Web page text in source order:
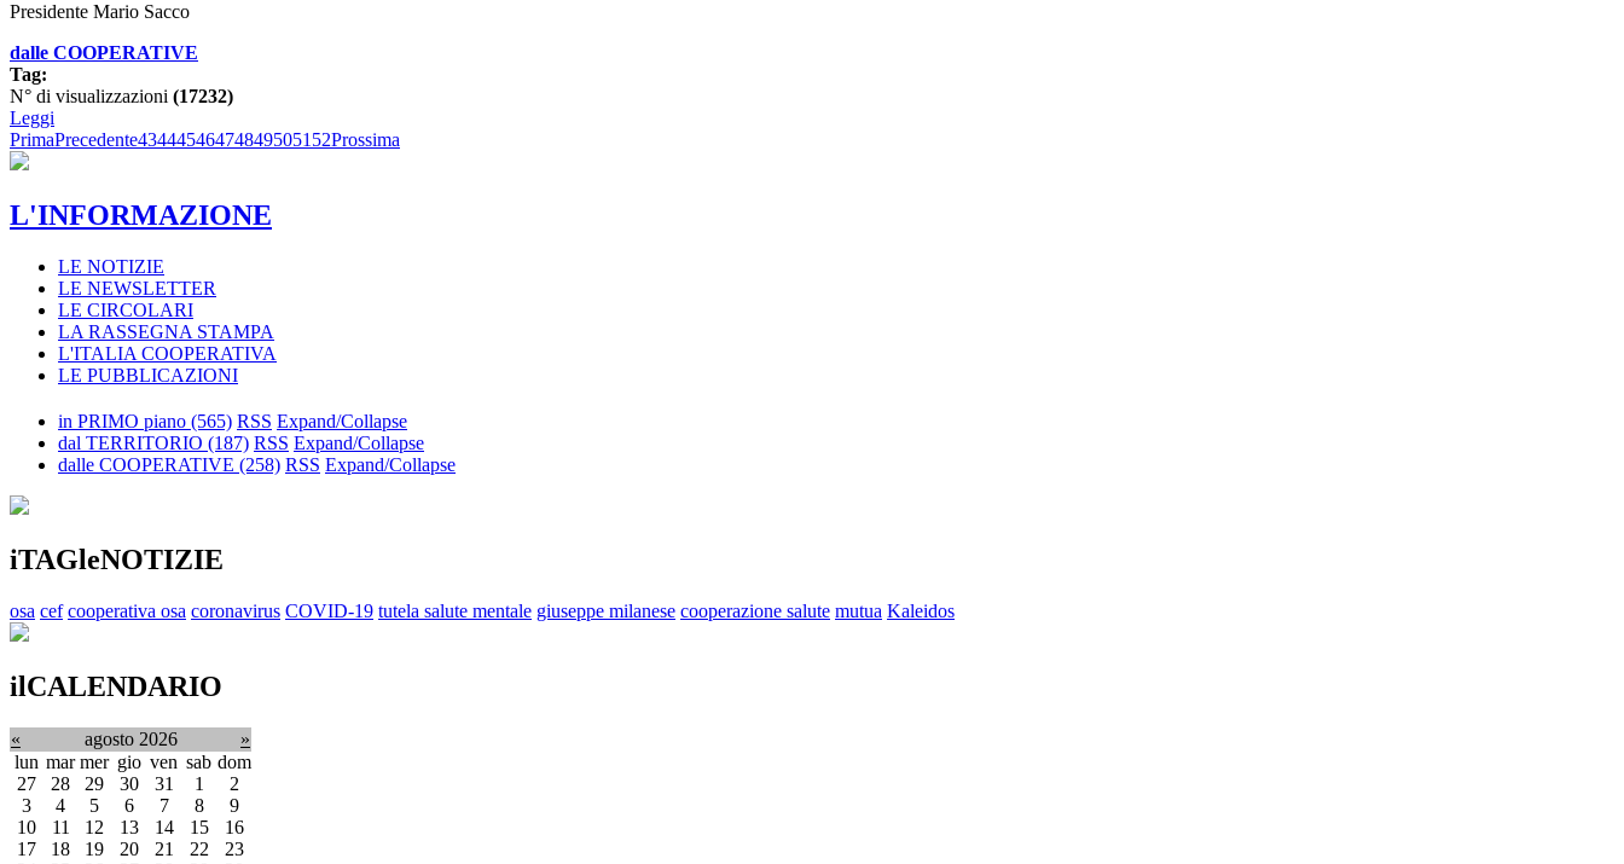
Presidente Mario Sacco
dalle COOPERATIVE
Tag:
N° di visualizzazioni (17232)
Leggi
PrimaPrecedente43444546474849505152Prossima
L'INFORMAZIONE
LE NOTIZIE
LE NEWSLETTER
LE CIRCOLARI
LA RASSEGNA STAMPA
L'ITALIA COOPERATIVA
LE PUBBLICAZIONI
in PRIMO piano (565) RSS Expand/Collapse
dal TERRITORIO (187) RSS Expand/Collapse
dalle COOPERATIVE (258) RSS Expand/Collapse
iTAGleNOTIZIE
osa cef cooperativa osa coronavirus COVID-19 tutela salute mentale giuseppe milanese cooperazione salute mutua Kaleidos
ilCALENDARIO
« agosto 2026
»
lun mar mer gio ven sab dom
27
28 29 30 31 1
2
3
4 5 6 7 8
9
10
11 12 13 14 15
16
17
18 19 20 21 22
23